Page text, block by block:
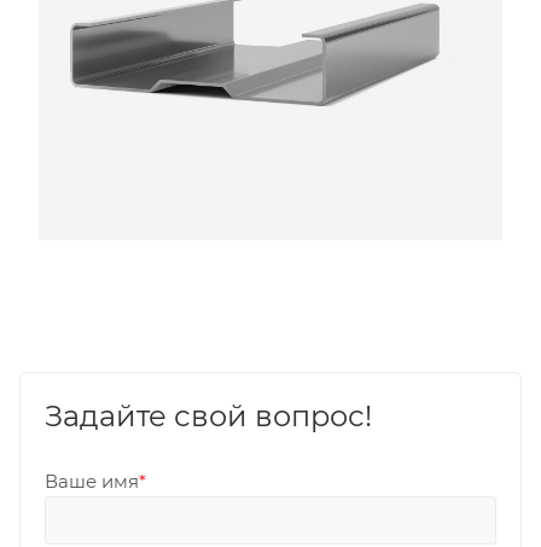
Задайте свой вопрос!
Ваше имя*